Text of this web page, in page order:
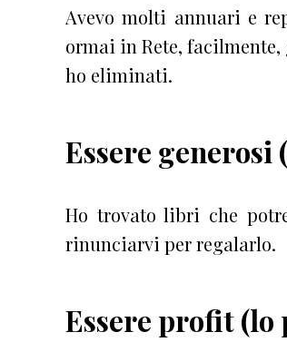
Avevo molti annuari e
ormai in Rete,
ho eliminati.
Essere generosi
Ho trovato libri che
rinunciarvi per regalarlo.
Essere profit (lo